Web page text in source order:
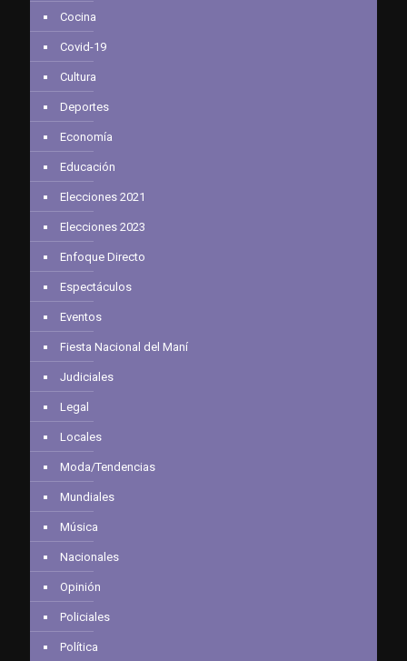
Cocina
Covid-19
Cultura
Deportes
Economía
Educación
Elecciones 2021
Elecciones 2023
Enfoque Directo
Espectáculos
Eventos
Fiesta Nacional del Maní
Judiciales
Legal
Locales
Moda/Tendencias
Mundiales
Música
Nacionales
Opinión
Policiales
Política